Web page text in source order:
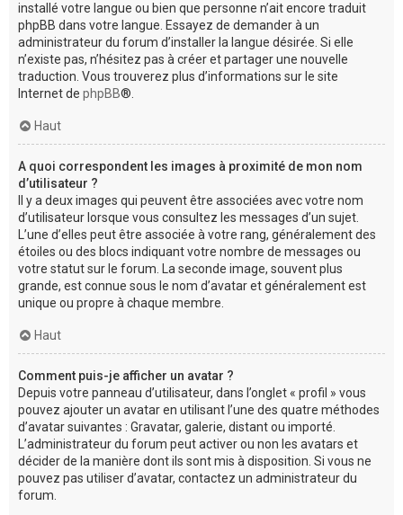
installé votre langue ou bien que personne n’ait encore traduit
phpBB dans votre langue. Essayez de demander à un
administrateur du forum d’installer la langue désirée. Si elle
n’existe pas, n’hésitez pas à créer et partager une nouvelle
traduction. Vous trouverez plus d’informations sur le site
Internet de phpBB®.
Haut
A quoi correspondent les images à proximité de mon nom
d’utilisateur ?
Il y a deux images qui peuvent être associées avec votre nom
d’utilisateur lorsque vous consultez les messages d’un sujet.
L’une d’elles peut être associée à votre rang, généralement des
étoiles ou des blocs indiquant votre nombre de messages ou
votre statut sur le forum. La seconde image, souvent plus
grande, est connue sous le nom d’avatar et généralement est
unique ou propre à chaque membre.
Haut
Comment puis-je afficher un avatar ?
Depuis votre panneau d’utilisateur, dans l’onglet « profil » vous
pouvez ajouter un avatar en utilisant l’une des quatre méthodes
d’avatar suivantes : Gravatar, galerie, distant ou importé.
L’administrateur du forum peut activer ou non les avatars et
décider de la manière dont ils sont mis à disposition. Si vous ne
pouvez pas utiliser d’avatar, contactez un administrateur du
forum.